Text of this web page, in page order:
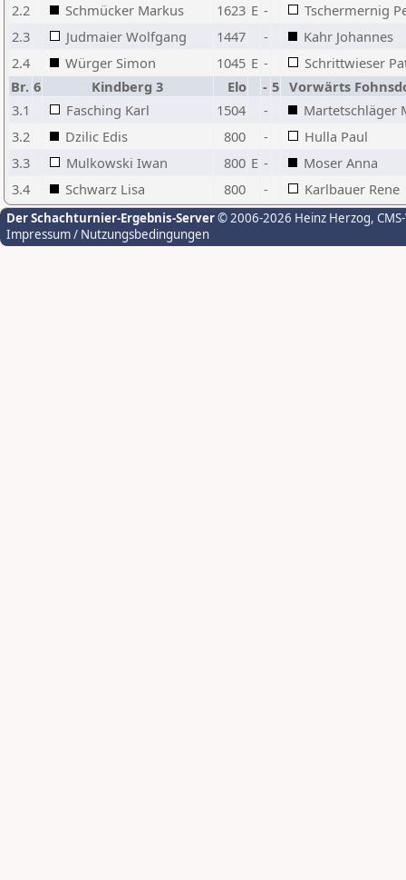
2.2
Schmücker Markus 1623 E -
Tschermernig
2.3
Judmaier Wolfgang 1447 -
Kahr Johannes
2.4
Würger Simon 1045 E -
Schrittwieser
Br. 6 Kindberg 3 Elo - 5 Vorwärts
3.1
Fasching Karl 1504 -
Martetschläger
3.2
Dzilic Edis 800 -
Hulla Paul
3.3
Mulkowski Iwan 800 E -
Moser Anna
3.4
Schwarz Lisa 800 - Karlbauer Rene
Der Schachturnier-Ergebnis-Server© 2006-2026 Heinz Herzog,
Impressum / Nutzungsbedingungen